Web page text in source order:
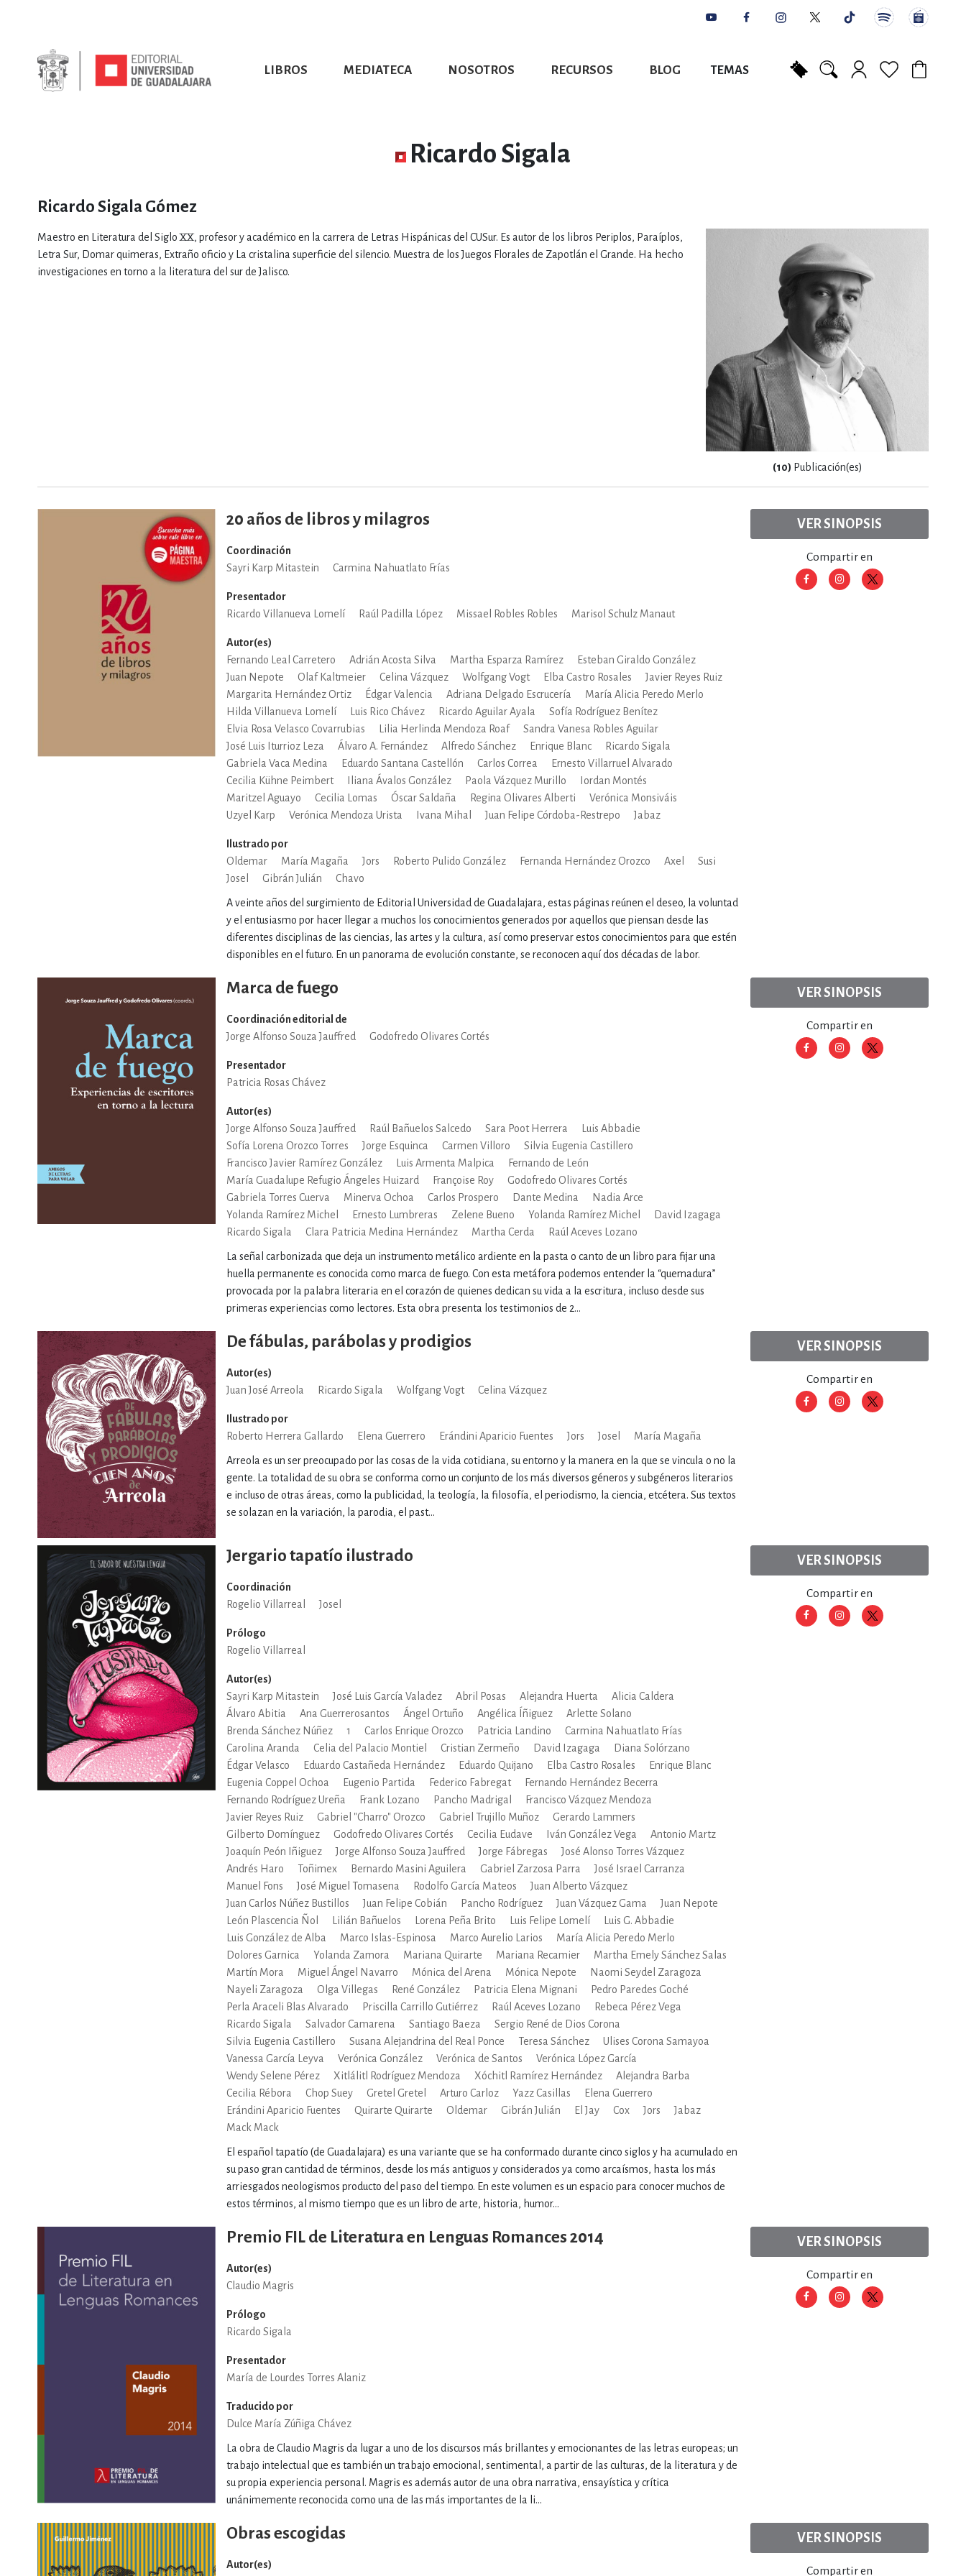
LIBROS
TODOS LOS LIBROS
MEDIATECA NOSOTROS
SOBRE NOSOTROS HISTORIA
RECURSOS BLOG TEMAS
COMPUTACIÓN E INFORMÁTICA
CONSULTA, INFORMACIÓN Y MATERIAS INTERDISCIPLINARES
DERECHO
ECONOMÍA, FINANZAS, EMPRESA Y GESTIÓN
ESTILOS DE VIDA, AFICIONES Y OCIO FICCIÓN Y TEMAS AFINES
FILOSOFÍA Y RELIGIÓN HISTORIA Y ARQUEOLOGÍA
INFANTILES, JUVENILES Y DIDÁCTICOS LENGUAJE Y LINGÜÍSTICA
MATEMÁTICAS Y CIENCIAS MEDICINA, ENFERMERÍA, VETERINARIA
NOVELA GRÁFICA, LIBROS DE CÓMICS, DIBUJOS ANIMADOS
SALUD, RELACIONES Y DESARROLLO PERSONAL
TECNOLOGÍA, INGENIERÍA, AGRICULTURA
Ricardo Sigala
Ricardo Sigala Gómez
Maestro en Literatura del Siglo XX, profesor y académico en la carrera de Letras Hispánicas del CUSur. Es autor de los libros Periplos, Paraíplos,
Letra Sur, Domar quimeras, Extraño oficio y La cristalina superficie del silencio. Muestra de los Juegos Florales de Zapotlán el Grande. Ha hecho
investigaciones en torno a la literatura del sur de Jalisco.
(10) Publicación(es)
20 años de libros y milagros
Coordinación
Sayri Karp Mitastein
Carmina Nahuatlato Frías
Presentador
Ricardo Villanueva Lomelí
Raúl Padilla López Missael Robles Robles Marisol Schulz Manaut
Autor(es)
Fernando Leal Carretero
Adrián Acosta Silva Martha Esparza Ramírez
Esteban Giraldo González
Juan Nepote
Olaf Kaltmeier Celina Vázquez Wolfgang Vogt Elba Castro Rosales
Javier Reyes Ruiz
Margarita Hernández Ortiz
Édgar Valencia Adriana Delgado Escrucería
María Alicia Peredo Merlo
Hilda Villanueva Lomelí
Luis Rico Chávez Ricardo Aguilar Ayala
Sofía Rodríguez Benítez
Elvia Rosa Velasco Covarrubias
Lilia Herlinda Mendoza Roaf
Sandra Vanesa Robles Aguilar
José Luis Iturrioz Leza
Álvaro A. Fernández Alfredo Sánchez Enrique Blanc
Ricardo Sigala
Gabriela Vaca Medina
Eduardo Santana Castellón Carlos Correa
Ernesto Villarruel Alvarado
Cecilia Kühne Peimbert
Iliana Ávalos González Paola Vázquez Murillo
Iordan Montés
Maritzel Aguayo
Cecilia Lomas Óscar Saldaña Regina Olivares Alberti
Verónica Monsiváis
Uzyel Karp
Verónica Mendoza Urista Ivana Mihal Juan Felipe Córdoba-Restrepo Jabaz
Ilustrado por
Oldemar
María Magaña Jors Roberto Pulido González Fernanda Hernández Orozco Axel
Susi
Josel
Gibrán Julián Chavo
A veinte años del surgimiento de Editorial Universidad de Guadalajara, estas páginas reúnen el deseo, la voluntad
y el entusiasmo por hacer llegar a muchos los conocimientos generados por aquellos que piensan desde las
diferentes disciplinas de las ciencias, las artes y la cultura, así como preservar estos conocimientos para que estén
disponibles en el futuro. En un panorama de evolución constante, se reconocen aquí dos décadas de labor.
VER SINOPSIS
Compartir en
Marca de fuego
Coordinación editorial de
Jorge Alfonso Souza Jauffred
Godofredo Olivares Cortés
Presentador
Patricia Rosas Chávez
Autor(es)
Jorge Alfonso Souza Jauffred
Raúl Bañuelos Salcedo Sara Poot Herrera
Luis Abbadie
Sofía Lorena Orozco Torres
Jorge Esquinca Carmen Villoro
Silvia Eugenia Castillero
Francisco Javier Ramírez González
Luis Armenta Malpica
Fernando de León
María Guadalupe Refugio Ángeles Huizard
Françoise Roy
Godofredo Olivares Cortés
Gabriela Torres Cuerva
Minerva Ochoa Carlos Prospero Dante Medina
Nadia Arce
Yolanda Ramírez Michel
Ernesto Lumbreras Zelene Bueno Yolanda Ramírez Michel
David Izagaga
Ricardo Sigala
Clara Patricia Medina Hernández Martha Cerda Raúl Aceves Lozano
La señal carbonizada que deja un instrumento metálico ardiente en la pasta o canto de un libro para fijar una
huella permanente es conocida como marca de fuego. Con esta metáfora podemos entender la “quemadura”
provocada por la palabra literaria en el corazón de quienes dedican su vida a la escritura, incluso desde sus
primeras experiencias como lectores. Esta obra presenta los testimonios de 2...
VER SINOPSIS
Compartir en
De fábulas, parábolas y prodigios
Autor(es)
Juan José Arreola
Ricardo Sigala Wolfgang Vogt Celina Vázquez
Ilustrado por
Roberto Herrera Gallardo
Elena Guerrero Erándini Aparicio Fuentes Jors Josel María Magaña
Arreola es un ser preocupado por las cosas de la vida cotidiana, su entorno y la manera en la que se vincula o no la
gente. La totalidad de su obra se conforma como un conjunto de los más diversos géneros y subgéneros literarios
e incluso de otras áreas, como la publicidad, la teología, la filosofía, el periodismo, la ciencia, etcétera. Sus textos
se solazan en la variación, la parodia, el past...
VER SINOPSIS
Compartir en
Jergario tapatío ilustrado
Coordinación
Rogelio Villarreal
Josel
Prólogo
Rogelio Villarreal
Autor(es)
Sayri Karp Mitastein
José Luis García Valadez Abril Posas Alejandra Huerta
Alicia Caldera
Álvaro Abitia
Ana Guerrerosantos Ángel Ortuño Angélica Íñiguez
Arlette Solano
Brenda Sánchez Núñez
1 Carlos Enrique Orozco Patricia Landino
Carmina Nahuatlato Frías
Carolina Aranda
Celia del Palacio Montiel Cristian Zermeño David Izagaga
Diana Solórzano
Édgar Velasco
Eduardo Castañeda Hernández Eduardo Quijano Elba Castro Rosales
Enrique Blanc
Eugenia Coppel Ochoa
Eugenio Partida Federico Fabregat
Fernando Hernández Becerra
Fernando Rodríguez Ureña
Frank Lozano Pancho Madrigal
Francisco Vázquez Mendoza
Javier Reyes Ruiz
Gabriel "Charro" Orozco Gabriel Trujillo Muñoz
Gerardo Lammers
Gilberto Domínguez
Godofredo Olivares Cortés Cecilia Eudave Iván González Vega
Antonio Martz
Joaquín Peón Iñiguez
Jorge Alfonso Souza Jauffred Jorge Fábregas
José Alonso Torres Vázquez
Andrés Haro
Toñimex Bernardo Masini Aguilera Gabriel Zarzosa Parra
José Israel Carranza
Manuel Fons
José Miguel Tomasena Rodolfo García Mateos
Juan Alberto Vázquez
Juan Carlos Núñez Bustillos
Juan Felipe Cobián Pancho Rodríguez Juan Vázquez Gama
Juan Nepote
León Plascencia Ñol
Lilián Bañuelos Lorena Peña Brito Luis Felipe Lomelí
Luis G. Abbadie
Luis González de Alba
Marco Islas-Espinosa Marco Aurelio Larios
María Alicia Peredo Merlo
Dolores Garnica
Yolanda Zamora Mariana Quirarte Mariana Recamier
Martha Emely Sánchez Salas
Martín Mora
Miguel Ángel Navarro Mónica del Arena Mónica Nepote
Naomi Seydel Zaragoza
Nayeli Zaragoza
Olga Villegas René González Patricia Elena Mignani
Pedro Paredes Goché
Perla Araceli Blas Alvarado
Priscilla Carrillo Gutiérrez Raúl Aceves Lozano
Rebeca Pérez Vega
Ricardo Sigala
Salvador Camarena Santiago Baeza
Sergio René de Dios Corona
Silvia Eugenia Castillero
Susana Alejandrina del Real Ponce Teresa Sánchez
Ulises Corona Samayoa
Vanessa García Leyva
Verónica González Verónica de Santos
Verónica López García
Wendy Selene Pérez
Xitlálitl Rodríguez Mendoza Xóchitl Ramírez Hernández
Alejandra Barba
Cecilia Rébora
Chop Suey Gretel Gretel Arturo Carloz Yazz Casillas
Elena Guerrero
Erándini Aparicio Fuentes
Quirarte Quirarte Oldemar Gibrán Julián El Jay Cox Jors
Jabaz
Mack Mack
El español tapatío (de Guadalajara) es una variante que se ha conformado durante cinco siglos y ha acumulado en
su paso gran cantidad de términos, desde los más antiguos y considerados ya como arcaísmos, hasta los más
arriesgados neologismos producto del paso del tiempo. En este volumen es un espacio para conocer muchos de
estos términos, al mismo tiempo que es un libro de arte, historia, humor...
VER SINOPSIS
Compartir en
Premio FIL de Literatura en Lenguas Romances 2014
Autor(es)
Claudio Magris
Prólogo
Ricardo Sigala
Presentador
María de Lourdes Torres Alaniz
Traducido por
Dulce María Zúñiga Chávez
La obra de Claudio Magris da lugar a uno de los discursos más brillantes y emocionantes de las letras europeas; un
trabajo intelectual que es también un trabajo emocional, sentimental, a partir de las culturas, de la literatura y de
su propia experiencia personal. Magris es además autor de una obra narrativa, ensayística y crítica
unánimemente reconocida como una de las más importantes de la li...
VER SINOPSIS
Compartir en
Obras escogidas
Autor(es)
VER SINOPSIS
Compartir en